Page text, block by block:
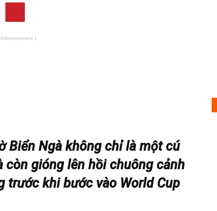
Advertisement 1
Biển Ngà không chỉ là một cú
còn gióng lên hồi chuông cảnh
trước khi bước vào World Cup